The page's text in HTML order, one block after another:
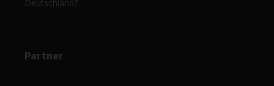
Deutschland?
Partner